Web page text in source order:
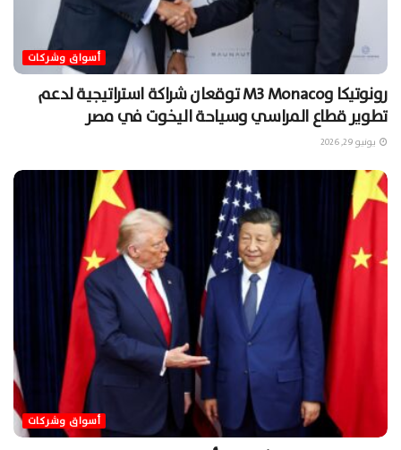
أسواق وشركات
رونوتيكا وM3 Monaco توقعان شراكة استراتيجية لدعم
تطوير قطاع المراسي وسياحة اليخوت في مصر
يونيو 29, 2026
أسواق وشركات